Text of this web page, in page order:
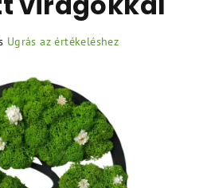
Ugrás az értékeléshez